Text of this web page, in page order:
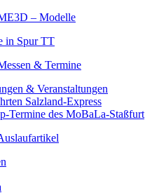
– Modelle
in Spur TT
& Termine
& Veranstaltungen
Salzland-Express
Termine des MoBaLa-Staßfurt